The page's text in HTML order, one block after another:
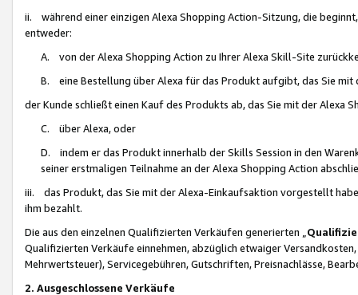
ii. während einer einzigen Alexa Shopping Action-Sitzung, die
entweder:
A. von der Alexa Shopping Action zu Ihrer Alexa Skill-Site
B. eine Bestellung über Alexa für das Produkt aufgibt, das Sie mit
der Kunde schließt einen Kauf des Produkts ab, das Sie mit der Alexa
C. über Alexa, oder
D. indem er das Produkt innerhalb der Skills Session in den
seiner erstmaligen Teilnahme an der Alexa Shopping Action
iii. das Produkt, das Sie mit der Alexa-Einkaufsaktion vorgestellt
ihm bezahlt.
Die aus den einzelnen Qualifizierten Verkäufen generierten „
Qualifizierten Verkäufe einnehmen, abzüglich etwaiger
Mehrwertsteuer), Servicegebühren, Gutschriften, Preisnachlässe,
2. Ausgeschlossene Verkäufe